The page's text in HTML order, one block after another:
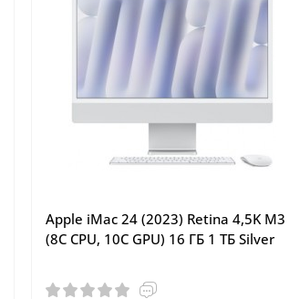
Apple iMac 24 (2023) Retina 4,5K M3
(8C CPU, 10C GPU) 16 ГБ 1 ТБ Silver